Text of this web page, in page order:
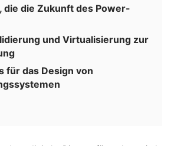
die die Zukunft des Power-
und Virtualisierung zur
für das Design von